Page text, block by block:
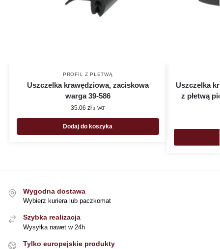
PROFIL Z PŁETWĄ
Uszczelka krawędziowa, zaciskowa
warga 39-586
35.06 zł z VAT
Dodaj do koszyka
Uszczelka
z płetwą
Wygodna dostawa
Wybierz kuriera lub paczkomat
Szybka realizacja
Wysyłka nawet w 24h
Tylko europejskie produkty